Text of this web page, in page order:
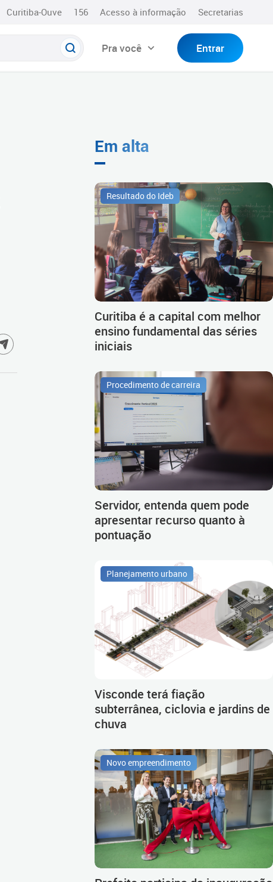
Curitiba-Ouve 156 Acesso à informação Secretarias
Pra você Entrar
Em alta
Resultado do Ideb
Curitiba é a capital com melhor
ensino fundamental das séries
iniciais
Procedimento de carreira
Servidor, entenda quem pode
apresentar recurso quanto à
pontuação
Planejamento urbano
Visconde terá fiação
subterrânea, ciclovia e jardins de
chuva
Novo empreendimento